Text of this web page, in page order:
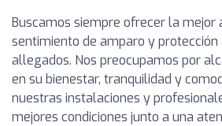
Buscamos siempre ofrecer la mejor
sentimiento de amparo y
allegados. Nos preocupamos por
en su bienestar, tranquilidad y
nuestras instalaciones y
mejores condiciones junto a una